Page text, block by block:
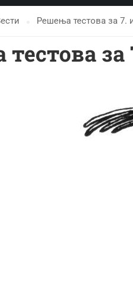
Решења тестова за 7.
за